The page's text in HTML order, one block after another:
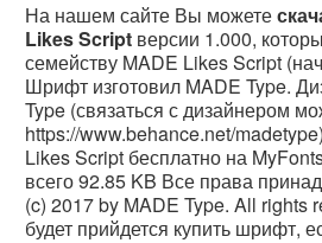
На нашем сайте Вы можете
Likes Script версии 1.000,
семейству MADE Likes Script
Шрифт изготовил MADE Type.
Type (связаться с дизайнером
https://www.behance.net/
Likes Script бесплатно на
всего 92.85 KB Все права
(c) 2017 by MADE Type. All rights
будет прийдется купить шрифт,